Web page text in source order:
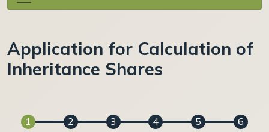
Application for Calculation of
Inheritance Shares